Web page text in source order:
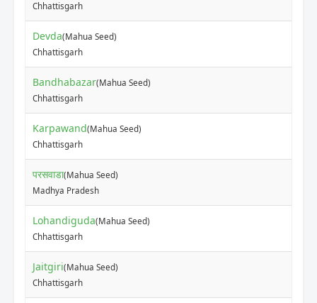
Chhattisgarh
Devda(Mahua Seed)
Chhattisgarh
Bandhabazar(Mahua Seed)
Chhattisgarh
Karpawand(Mahua Seed)
Chhattisgarh
परसवाडा(Mahua Seed)
Madhya Pradesh
Lohandiguda(Mahua Seed)
Chhattisgarh
Jaitgiri(Mahua Seed)
Chhattisgarh